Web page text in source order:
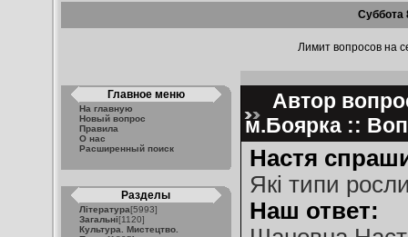
Суббота
Лимит вопросов на
Главное меню
На главную
Новый вопрос
Правила
О нас
Расширенный поиск
Разделы
Література[5993]
Загальні[1120]
Культура. Мистецтво.
Автор
м.Боярка ::
Настя
Які типи
Наш ответ: